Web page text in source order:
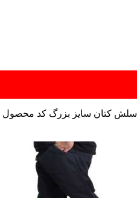
اسلش کتان سایز بزرگ کد محصول knt2016